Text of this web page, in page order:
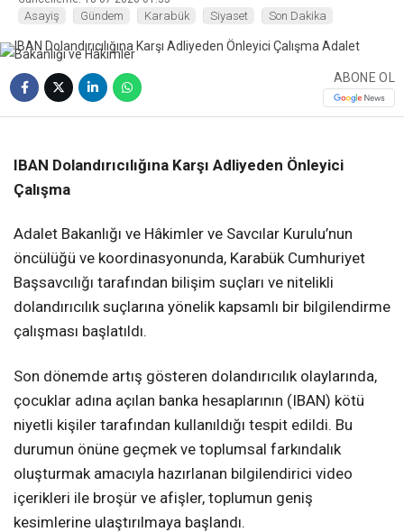
Asayiş Gündem Karabük Siyaset Son Dakika
ABONE OL
IBAN Dolandırıcılığına Karşı Adliyeden Önleyici
Çalışma
Adalet Bakanlığı ve Hâkimler ve Savcılar Kurulu’nun
öncülüğü ve koordinasyonunda, Karabük Cumhuriyet
Başsavcılığı tarafından bilişim suçları ve nitelikli
dolandırıcılık suçlarına yönelik kapsamlı bir bilgilendirme
çalışması başlatıldı.
Son dönemde artış gösteren dolandırıcılık olaylarında,
çocuklar adına açılan banka hesaplarının (IBAN) kötü
niyetli kişiler tarafından kullanıldığı tespit edildi. Bu
durumun önüne geçmek ve toplumsal farkındalık
oluşturmak amacıyla hazırlanan bilgilendirici video
içerikleri ile broşür ve afişler, toplumun geniş
kesimlerine ulaştırılmaya başlandı.